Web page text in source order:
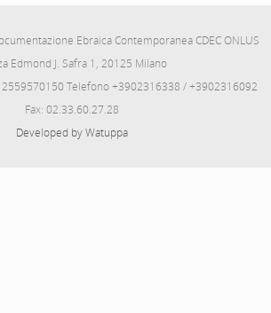
Ebraica Contemporanea CDEC ONLUS
Edmond J. Safra 1, 20125 Milano
Telefono +3902316338 / +3902316092
Fax: 02.33.60.27.28
Developed by Watuppa